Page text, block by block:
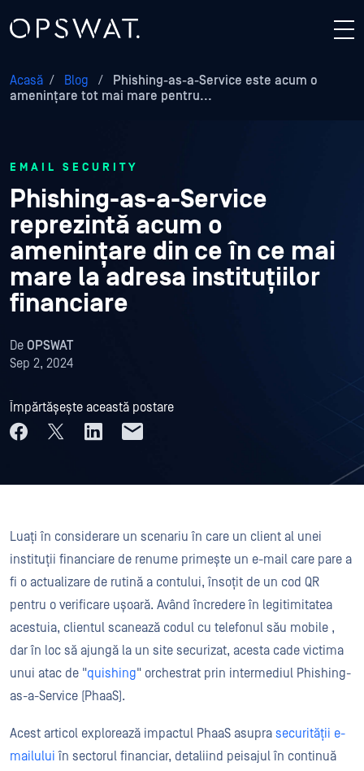
Acasă / Blog /
Phishing-as-a-Service este acum o
amenințare tot mai mare pentru...
EMAIL SECURITY
Phishing-as-a-Service
reprezintă acum o
amenințare din ce în ce mai
mare la adresa instituțiilor
financiare
De OPSWAT
Sep 2, 2024
Împărtășește această postare
Luați în considerare un scenariu în care un client al unei
instituții financiare de renume primește un e-mail care pare a
fi o actualizare de rutină a contului, însoțit de un cod QR
pentru o verificare ușoară. Având încredere în legitimitatea
acestuia, clientul scanează codul cu telefonul său mobile ,
dar în loc să ajungă la un site securizat, acesta cade victima
unui atac de "quishing" orchestrat prin intermediul Phishing-
as-a-Service (PhaaS).
Acest articol explorează impactul PhaaS asupra securității e-
mailului în sectorul financiar, detaliind peisajul în continuă